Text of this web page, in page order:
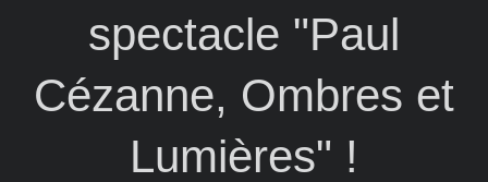
spectacle "Paul
Cézanne, Ombres et
Lumières" !